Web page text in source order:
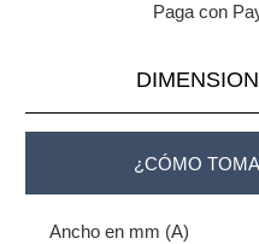
Paga con
¿CÓMO
Ancho en mm (A)